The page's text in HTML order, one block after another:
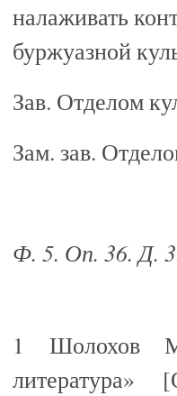
налаживать
буржуазной
Зав. Отделом
Зам. зав.
Ф. 5. Оп. 36. Д.
1 Шолохов
литература»